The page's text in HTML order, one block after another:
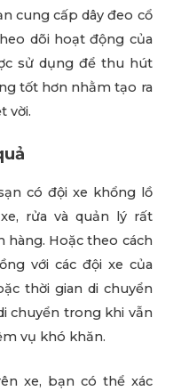
cung cấp dây đeo cổ
dõi hoạt động của
sử dụng để thu hút
tốt hơn nhằm tạo ra
vời.
có đội xe khổng lồ
rửa và quản lý rất
hàng. Hoặc theo cách
với các đội xe của
thời gian di chuyển
chuyển trong khi vẫn
vụ khó khăn.
xe, bạn có thể xác